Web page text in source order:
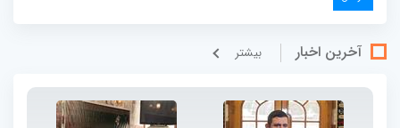
آخرین اخبار بيشتر